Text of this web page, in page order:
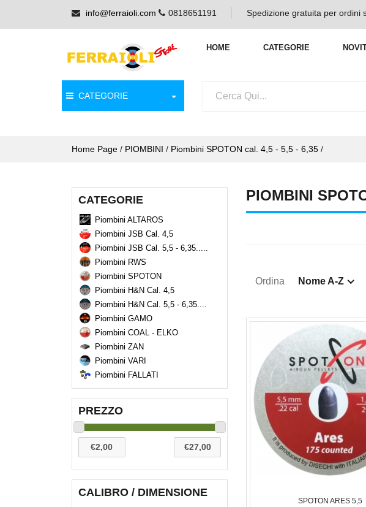
info@ferraioli.com 0818651191 Spedizione gratuita per ordini
HOME CATEGORIE
CATEGORIE
Home Page / PIOMBINI / Piombini SPOTON cal. 4,5 - 5,5 - 6,35 /
CATEGORIE
Piombini ALTAROS
Piombini JSB Cal. 4,5
Piombini JSB Cal. 5,5 - 6,35.....
Piombini RWS
Piombini SPOTON
Piombini H&N Cal. 4,5
Piombini H&N Cal. 5,5 - 6,35....
Piombini GAMO
Piombini COAL - ELKO
Piombini ZAN
Piombini VARI
Piombini FALLATI
PREZZO
CALIBRO / DIMENSIONE
PIOMBINI
Ordina Nome A-Z
SPOTON ARES 5,5